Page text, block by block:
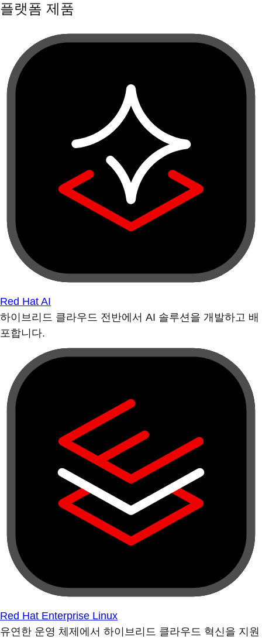
플랫폼 제품
Red Hat AI
하이브리드 클라우드 전반에서 AI 솔루션을 개발하고 배
포합니다.
Red Hat Enterprise Linux
유연한 운영 체제에서 하이브리드 클라우드 혁신을 지원